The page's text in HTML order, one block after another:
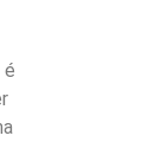
é